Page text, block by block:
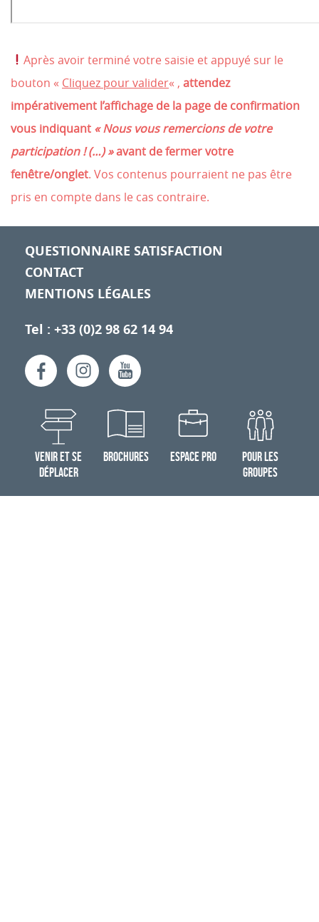
Après avoir terminé votre saisie et appuyé sur le
bouton « Cliquez pour valider« , attendez
impérativement l’affichage de la page de confirmation
vous indiquant « Nous vous remercions de votre
participation ! (…) »avant de fermer votre
fenêtre/onglet. Vos contenus pourraient ne pas être
pris en compte dans le cas contraire.
QUESTIONNAIRE SATISFACTION
CONTACT
MENTIONS LÉGALES
Tel : +33 (0)2 98 62 14 94
VENIR ET SE
DÉPLACER
BROCHURES ESPACE PRO
POUR LES
GROUPES